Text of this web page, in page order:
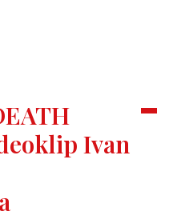
Ivan